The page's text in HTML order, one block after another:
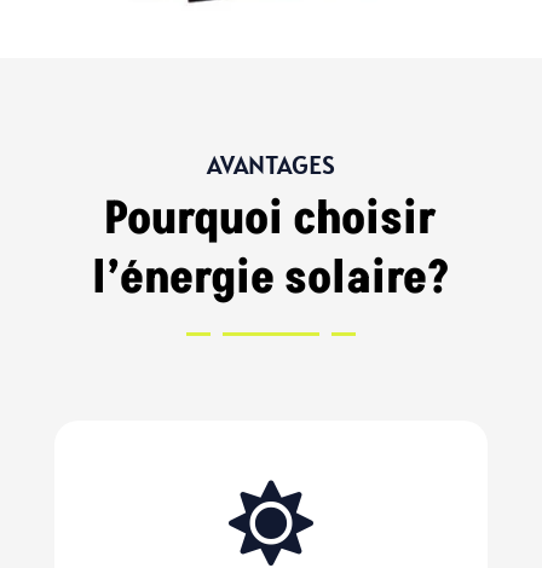
AVANTAGES
Pourquoi choisir
l’énergie solaire?
